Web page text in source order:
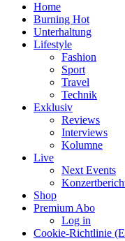
Home
Burning Hot
Unterhaltung
Lifestyle
Fashion
Sport
Travel
Technik
Exklusiv
Reviews
Interviews
Kolumne
Live
Next Events
Shop
Premium Abo
Log in
Cookie-Richtlinie